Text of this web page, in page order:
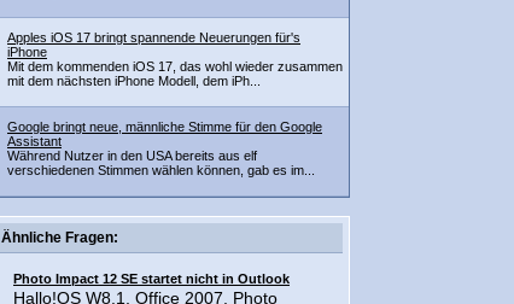
Apples iOS 17 bringt spannende Neuerungen für's
iPhone
Mit dem kommenden iOS 17, das wohl wieder zusammen
mit dem nächsten iPhone Modell, dem iPh...
Google bringt neue, männliche Stimme für den Google
Assistant
Während Nutzer in den USA bereits aus elf
verschiedenen Stimmen wählen können, gab es im...
Ähnliche Fragen:
Photo Impact 12 SE startet nicht in Outlook
Hallo!OS W8.1, Office 2007, Photo